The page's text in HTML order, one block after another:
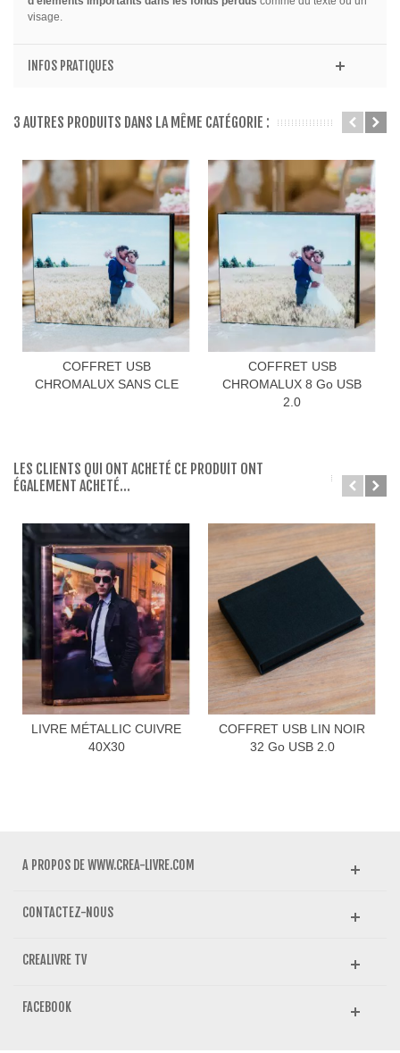
visage.
INFOS PRATIQUES
3 AUTRES PRODUITS DANS LA MÊME CATÉGORIE :
COFFRET USB
CHROMALUX SANS CLE
COFFRET USB
CHROMALUX 8 Go USB
2.0
LES CLIENTS QUI ONT ACHETÉ CE PRODUIT ONT
ÉGALEMENT ACHETÉ...
LIVRE MÉTALLIC CUIVRE
40X30
COFFRET USB LIN NOIR
32 Go USB 2.0
A PROPOS DE WWW.CREA-LIVRE.COM
CONTACTEZ-NOUS
CREALIVRE TV
FACEBOOK